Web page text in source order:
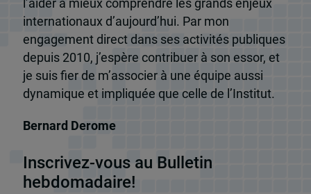
l’aider à mieux comprendre les grands enjeux
internationaux d’aujourd’hui. Par mon
engagement direct dans ses activités publiques
depuis 2010, j’espère contribuer à son essor, et
je suis fier de m’associer à une équipe aussi
dynamique et impliquée que celle de l’Institut.
Bernard Derome
Inscrivez-vous au Bulletin
hebdomadaire!